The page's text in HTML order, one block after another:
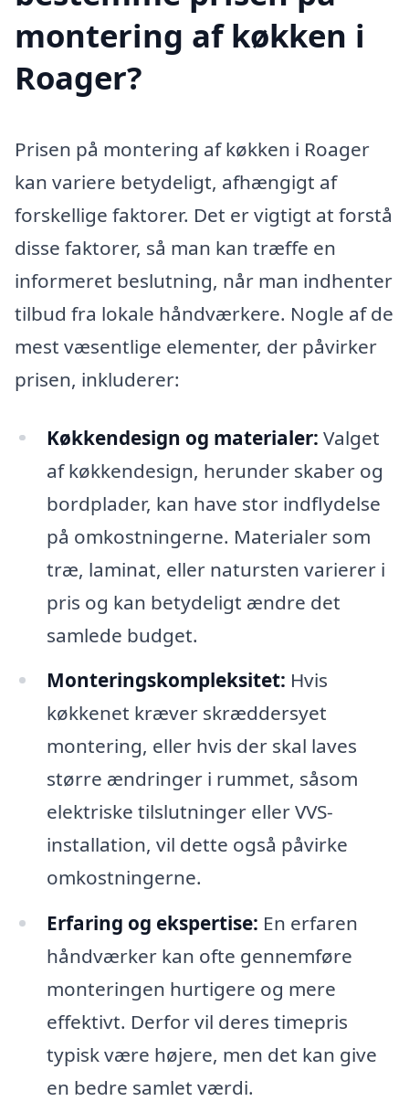
montering af køkken i
Roager?
Prisen på montering af køkken i Roager
kan variere betydeligt, afhængigt af
forskellige faktorer. Det er vigtigt at forstå
disse faktorer, så man kan træffe en
informeret beslutning, når man indhenter
tilbud fra lokale håndværkere. Nogle af de
mest væsentlige elementer, der påvirker
prisen, inkluderer:
Køkkendesign og materialer: Valget
af køkkendesign, herunder skaber og
bordplader, kan have stor indflydelse
på omkostningerne. Materialer som
træ, laminat, eller natursten varierer i
pris og kan betydeligt ændre det
samlede budget.
Monteringskompleksitet: Hvis
køkkenet kræver skræddersyet
montering, eller hvis der skal laves
større ændringer i rummet, såsom
elektriske tilslutninger eller VVS-
installation, vil dette også påvirke
omkostningerne.
Erfaring og ekspertise: En erfaren
håndværker kan ofte gennemføre
monteringen hurtigere og mere
effektivt. Derfor vil deres timepris
typisk være højere, men det kan give
en bedre samlet værdi.